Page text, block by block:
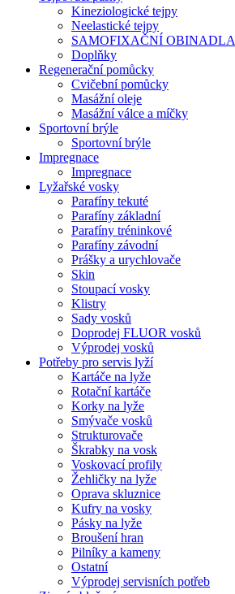
Kineziologické tejpy
Neelastické tejpy
SAMOFIXAČNÍ OBINADLA
Doplňky
Regenerační pomůcky
Cvičební pomůcky
Masážní oleje
Masážní válce a míčky
Sportovní brýle
Sportovní brýle
Impregnace
Impregnace
Lyžařské vosky
Parafíny tekuté
Parafíny základní
Parafíny tréninkové
Parafíny závodní
Prášky a urychlovače
Skin
Stoupací vosky
Klistry
Sady vosků
Doprodej FLUOR vosků
Výprodej vosků
Potřeby pro servis lyží
Kartáče na lyže
Rotační kartáče
Korky na lyže
Smývače vosků
Strukturovače
Škrabky na vosk
Voskovací profily
Žehličky na lyže
Oprava skluznice
Kufry na vosky
Pásky na lyže
Broušení hran
Pilníky a kameny
Ostatní
Výprodej servisních potřeb